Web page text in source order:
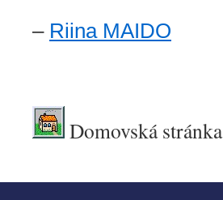
– Riina MAIDO
Domovská stránka